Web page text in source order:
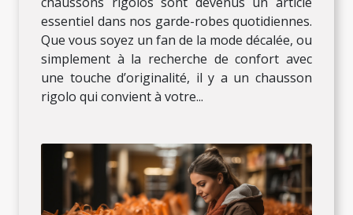
essentiel dans nos garde-robes quotidiennes.
Que vous soyez un fan de la mode décalée, ou
simplement à la recherche de confort avec
une touche d’originalité, il y a un chausson
rigolo qui convient à votre...